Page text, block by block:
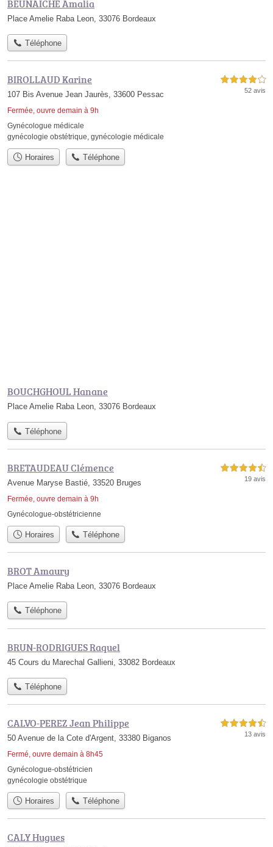
BEUNAICHE Amalia
Place Amelie Raba Leon, 33076 Bordeaux
Téléphone
BIROLLAUD Karine
107 Bis Avenue Jean Jaurès, 33600 Pessac
Fermée, ouvre demain à 9h
4,0 étoiles sur 5
52 avis
Gynécologue médicale
gynécologie obstétrique, gynécologie médicale
Horaires Téléphone
BOUCHGHOUL Hanane
Place Amelie Raba Leon, 33076 Bordeaux
Téléphone
BRETAUDEAU Clémence
Avenue Maryse Bastié, 33520 Bruges
Fermée, ouvre demain à 9h
4,5 étoiles sur 5
19 avis
Gynécologue-obstétricienne
Horaires Téléphone
BROT Amaury
Place Amelie Raba Leon, 33076 Bordeaux
Téléphone
BRUN-RODRIGUES Raquel
45 Cours du Marechal Gallieni, 33082 Bordeaux
Téléphone
CALVO-PEREZ Jean Philippe
50 Avenue de la Cote d'Argent, 33380 Biganos
Fermé, ouvre demain à 8h45
4,5 étoiles sur 5
13 avis
Gynécologue-obstétricien
gynécologie obstétrique
Horaires Téléphone
CALY Hugues